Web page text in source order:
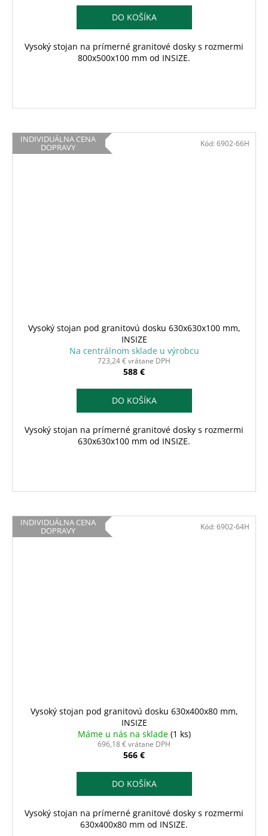
DO KOŠÍKA
Vysoký stojan na prímerné granitové dosky s rozmermi
800x500x100 mm od INSIZE.
INDIVIDUÁLNA CENA
DOPRAVY
Vysoký stojan pod granitovú dosku 630x630x100 mm,
INSIZE
Na centrálnom sklade u výrobcu
723,24 € vrátane DPH
588 €
DO KOŠÍKA
Vysoký stojan na prímerné granitové dosky s rozmermi
630x630x100 mm od INSIZE.
Kód: 6902-66H
INDIVIDUÁLNA CENA
DOPRAVY
Vysoký stojan pod granitovú dosku 630x400x80 mm,
INSIZE
Máme u nás na sklade (1 ks)
696,18 € vrátane DPH
566 €
DO KOŠÍKA
Vysoký stojan na prímerné granitové dosky s rozmermi
630x400x80 mm od INSIZE.
Kód: 6902-64H